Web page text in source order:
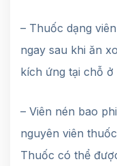
– Thuốc dạng
ngay sau khi ăn
kích ứng tại chỗ ở
– Viên nén bao
nguyên viên
Thuốc có thể